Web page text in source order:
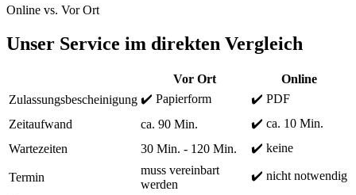
Online vs. Vor Ort
Unser Service im direkten Vergleich
Vor Ort
Online
Zulassungsbescheinigung ✔️ Papierform
✔️ PDF
Zeitaufwand
ca. 90 Min.
✔️ ca. 10 Min.
Wartezeiten
30 Min. - 120 Min. ✔️ keine
Termin
muss vereinbart
werden
✔️ nicht notwendig